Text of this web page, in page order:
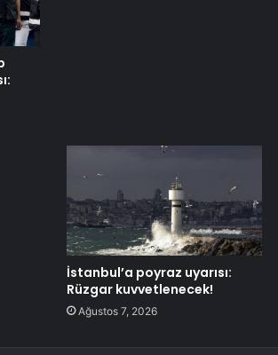
İstanbul’a poyraz uyarısı:
Rüzgar kuvvetlenecek!
Ağustos 7, 2026